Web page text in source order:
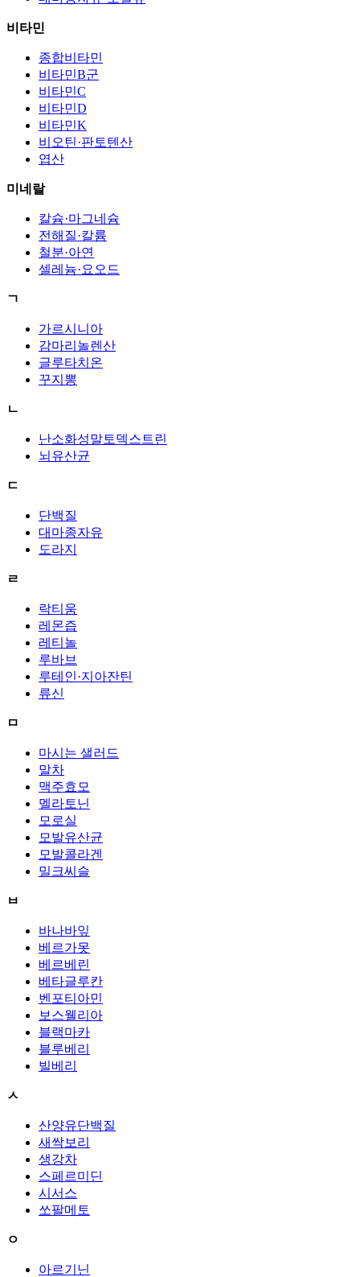
비타민
종합비타민
비타민B군
비타민C
비타민D
비타민K
비오틴·판토텐산
엽산
미네랄
칼슘·마그네슘
전해질·칼륨
철분·아연
셀레늄·요오드
ㄱ
가르시니아
감마리놀렌산
글루타치온
꾸지뽕
ㄴ
난소화성말토덱스트린
뇌유산균
ㄷ
단백질
대마종자유
도라지
ㄹ
락티움
레몬즙
레티놀
루바브
루테인·지아잔틴
류신
ㅁ
마시는 샐러드
말차
맥주효모
멜라토닌
모로실
모발유산균
모발콜라겐
밀크씨슬
ㅂ
바나바잎
베르가못
베르베린
베타글루칸
벤포티아민
보스웰리아
블랙마카
블루베리
빌베리
ㅅ
산양유단백질
새싹보리
생강차
스페르미딘
시서스
쏘팔메토
ㅇ
아르기닌